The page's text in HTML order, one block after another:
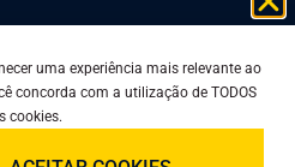
uma experiência mais relevante ao
concorda com a utilização de TODOS
cookies.